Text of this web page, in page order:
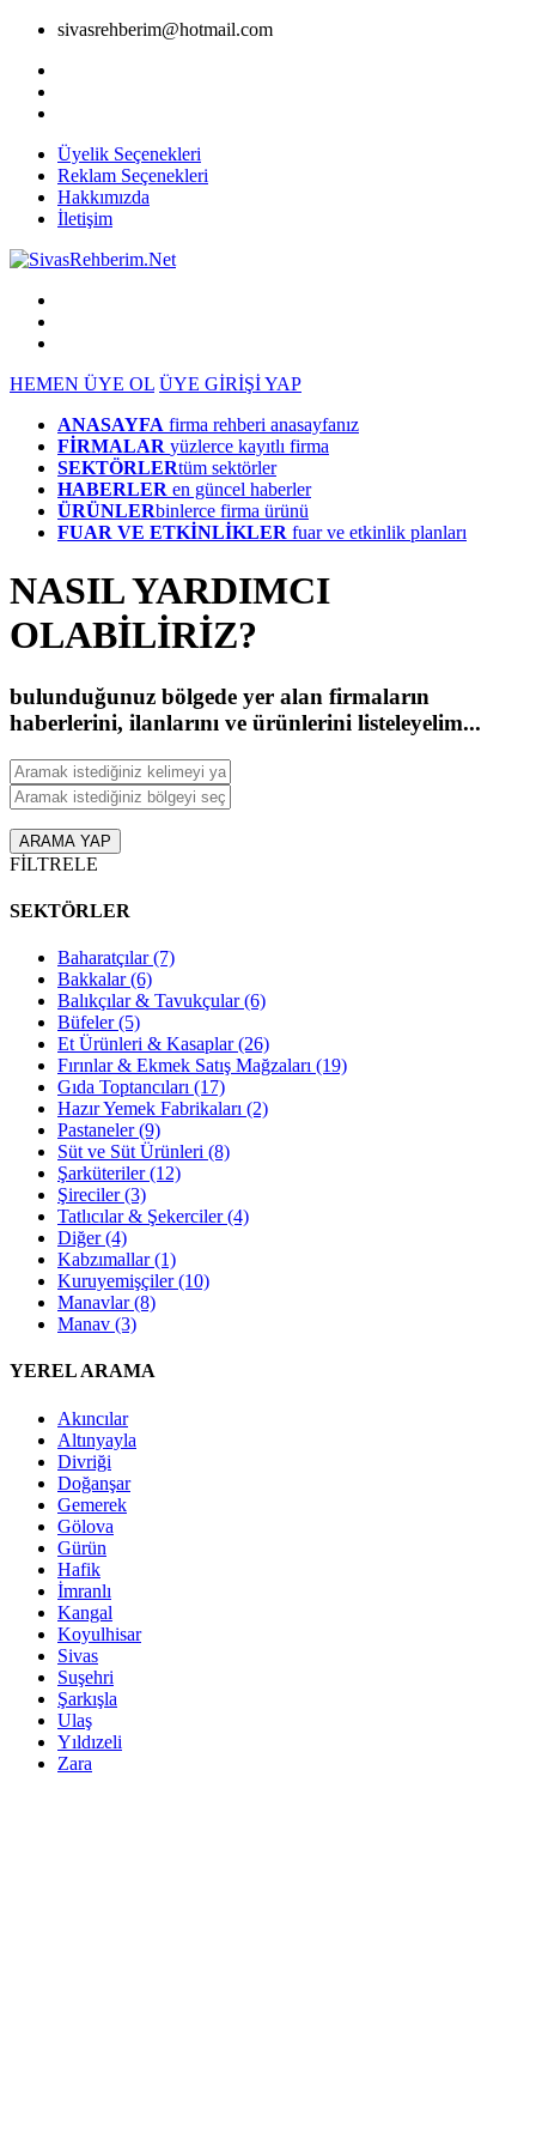
sivasrehberim@hotmail.com
Üyelik Seçenekleri
Reklam Seçenekleri
Hakkımızda
İletişim
HEMEN ÜYE OL ÜYE GİRİŞİ YAP
ANASAYFA firma rehberi anasayfanız
FİRMALAR yüzlerce kayıtlı firma
SEKTÖRLERtüm sektörler
HABERLER en güncel haberler
ÜRÜNLERbinlerce firma ürünü
FUAR VE ETKİNLİKLER fuar ve etkinlik planları
NASIL YARDIMCI
OLABİLİRİZ?
bulunduğunuz bölgede yer alan firmaların
haberlerini, ilanlarını ve ürünlerini listeleyelim...
ARAMA YAP
FİLTRELE
SEKTÖRLER
Baharatçılar(7)
Bakkalar(6)
Balıkçılar & Tavukçular(6)
Büfeler(5)
Et Ürünleri & Kasaplar(26)
Fırınlar & Ekmek Satış Mağzaları (19)
Gıda Toptancıları (17)
Hazır Yemek Fabrikaları (2)
Pastaneler(9)
Süt ve Süt Ürünleri (8)
Şarküteriler(12)
Şireciler(3)
Tatlıcılar & Şekerciler(4)
Diğer(4)
Kabzımallar(1)
Kuruyemişçiler(10)
Manavlar(8)
Manav (3)
YEREL ARAMA
Akıncılar
Altınyayla
Divriği
Doğanşar
Gemerek
Gölova
Gürün
Hafik
İmranlı
Kangal
Koyulhisar
Sivas
Suşehri
Şarkışla
Ulaş
Yıldızeli
Zara